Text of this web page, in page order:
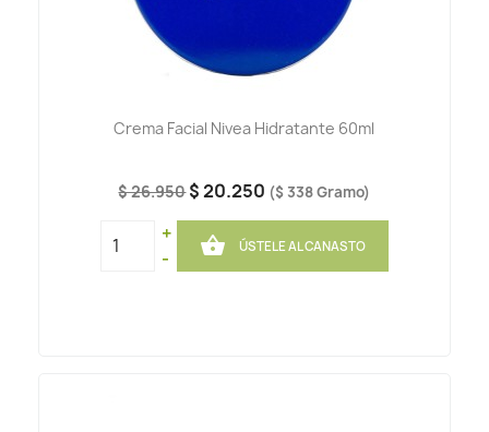
Crema Facial Nivea Hidratante 60ml
$ 26.950$ 20.250 ($ 338 Gramo)
+
-
 ÚSTELE AL CANASTO